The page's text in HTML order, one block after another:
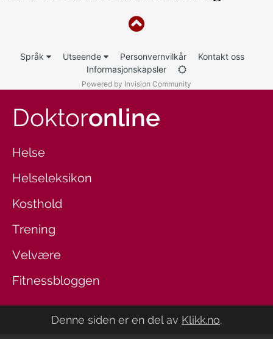
Språk Utseende Personvernvilkår
Kontakt oss
Informasjonskapsler
Powered by Invision Community
Doktoronline
Helse
Helseleksikon
Kosthold
Trening
Velvære
Fitnessbloggen
Denne siden er en del av Klikk.no.